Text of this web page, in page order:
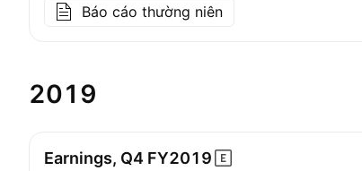
Báo cáo thường niên
2019
Earnings, Q4 FY2019